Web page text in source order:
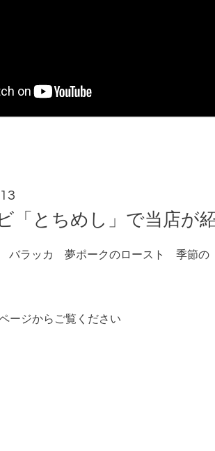
「とちめし」で当店が
バラッカ 夢ポークのロースト 季節の
ージからご覧ください